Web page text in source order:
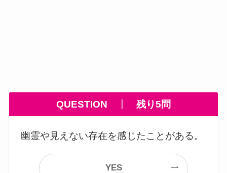
QUESTION 残り5問
幽霊や見えない存在を感じたことがある。
YES